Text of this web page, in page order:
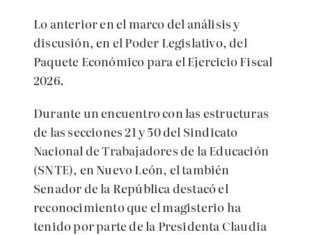
Lo anterior en el marco del análisis y
discusión, en el Poder Legislativo, del
Paquete Económico para el Ejercicio Fiscal
2026.
Durante un encuentro con las estructuras
de las secciones 21 y 50 del Sindicato
Nacional de Trabajadores de la Educación
(SNTE), en Nuevo León, el también
Senador de la República destacó el
reconocimiento que el magisterio ha
tenido por parte de la Presidenta Claudia